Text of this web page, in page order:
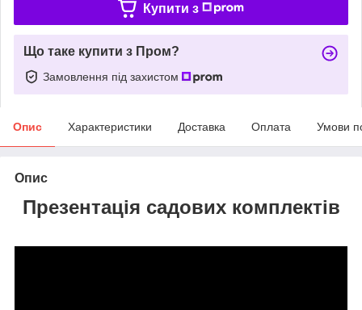
Купити з
Що таке купити з Пром?
Замовлення під захистом
Опис Характеристики Доставка Оплата Умови
Опис
Презентація садових комплектів